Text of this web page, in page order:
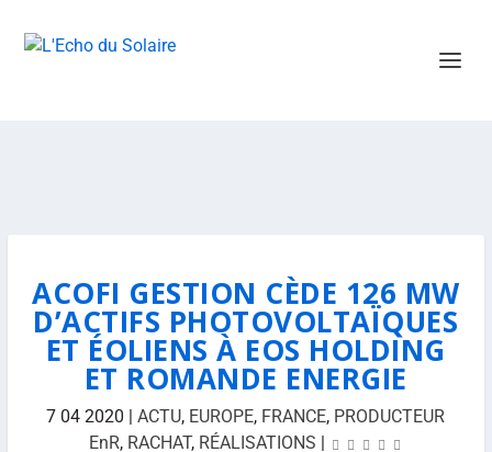
ACOFI GESTION CÈDE 126 MW
D’ACTIFS PHOTOVOLTAÏQUES
ET ÉOLIENS À EOS HOLDING
ET ROMANDE ENERGIE
7 04 2020 |ACTU, EUROPE, FRANCE, PRODUCTEUR
EnR, RACHAT, RÉALISATIONS |